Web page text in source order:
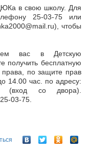
в свою школу. Для
25-03-75 или
чтобы
вас в Детскую
получить бесплатную
права, по защите прав
14.00 час. по адресу:
(вход со двора).
03-75.